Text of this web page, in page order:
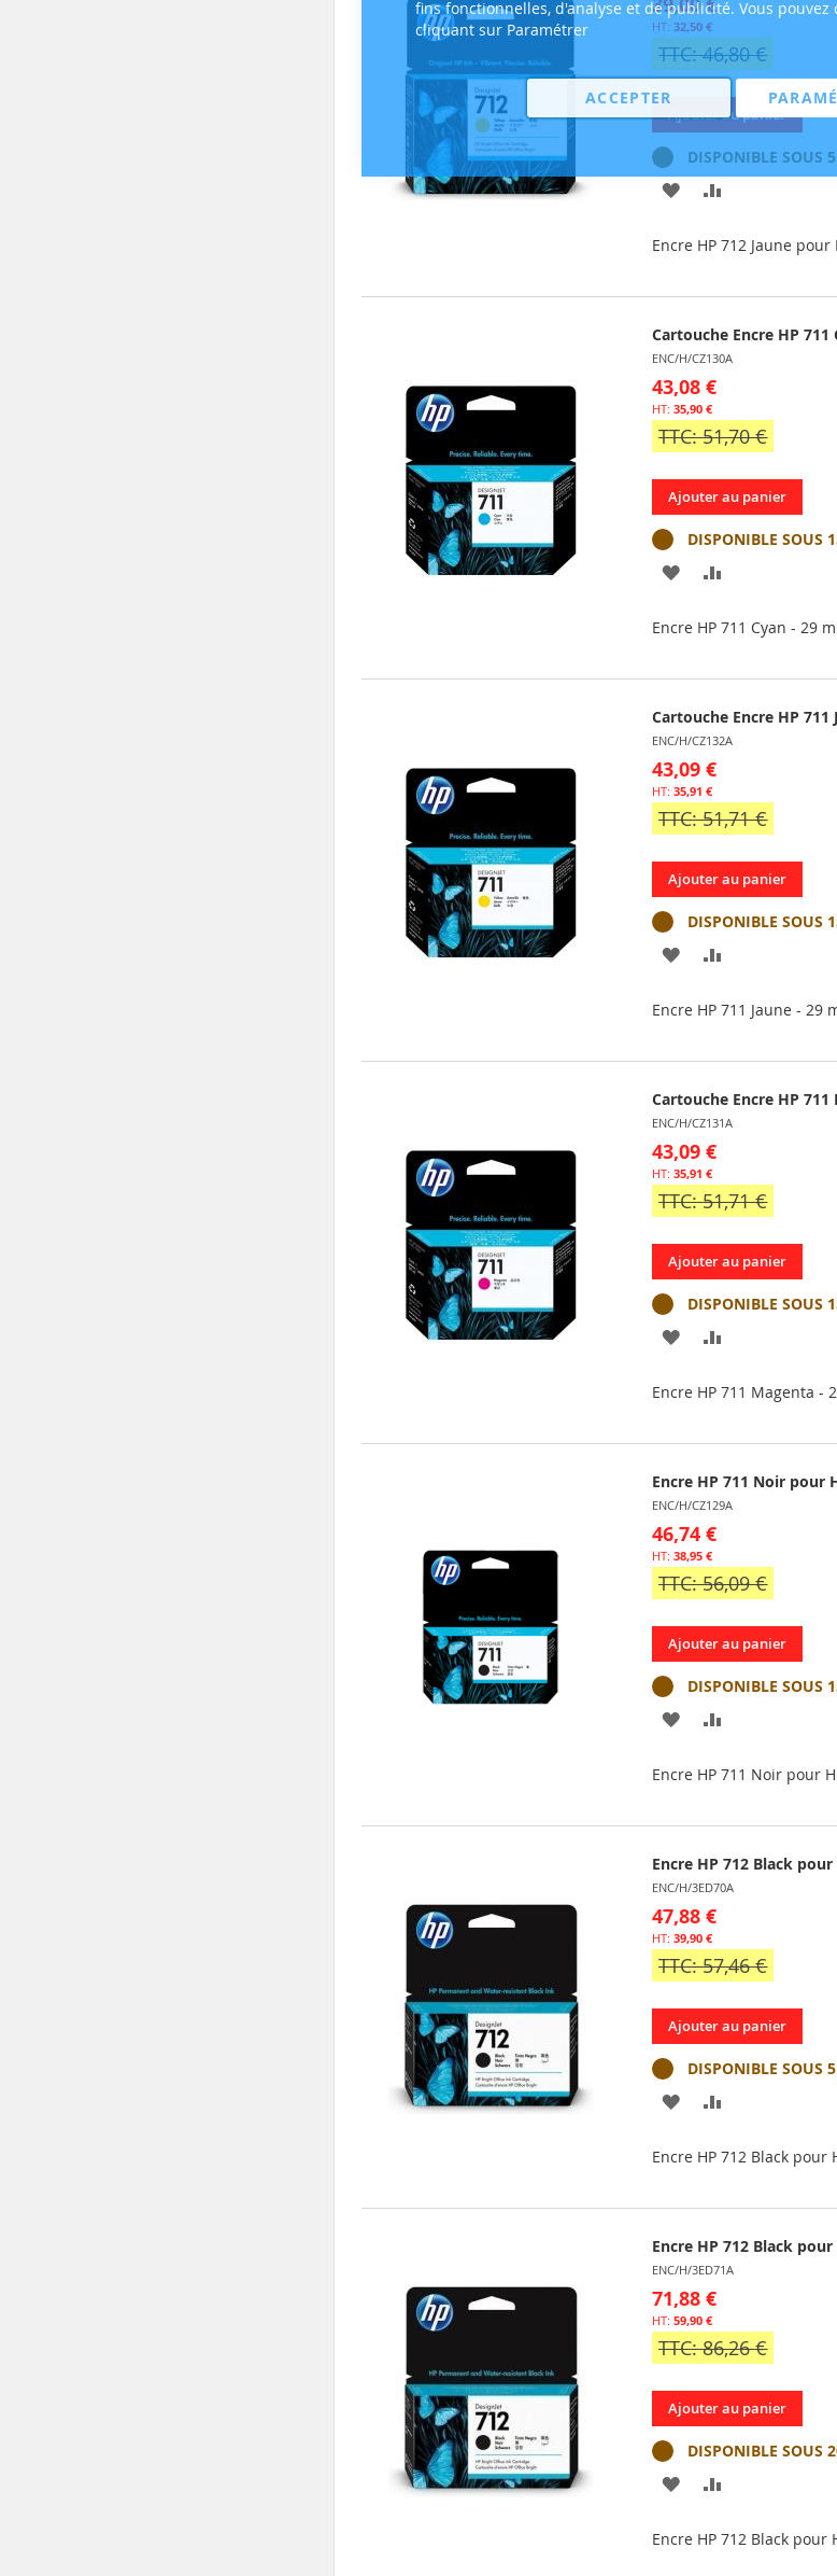
fins fonctionnelles, d'analyse et de publicité. Vous
cliquant sur Paramétrer
ACCEPTER
32,50 €
TTC: 46,80 €
Ajouter au panier
DISPONIBLE SOUS
AJOUTER
LISTE
D’ENVIE
Encre HP 712 Jaune
Cartouche Encre HP 711
ENC/H/CZ130A
43,08 €
35,90 €
TTC: 51,70 €
Ajouter au panier
DISPONIBLE SOUS
AJOUTER
LISTE
D’ENVIE
Encre HP 711 Cyan - 29
Cartouche Encre HP 711
ENC/H/CZ132A
43,09 €
35,91 €
TTC: 51,71 €
Ajouter au panier
DISPONIBLE SOUS
AJOUTER
LISTE
D’ENVIE
Encre HP 711 Jaune - 29
Cartouche Encre HP
ENC/H/CZ131A
43,09 €
35,91 €
TTC: 51,71 €
Ajouter au panier
DISPONIBLE SOUS
AJOUTER
LISTE
D’ENVIE
Encre HP 711 Magenta -
Encre HP 711 Noir pour
ENC/H/CZ129A
46,74 €
38,95 €
TTC: 56,09 €
Ajouter au panier
DISPONIBLE SOUS
AJOUTER
LISTE
D’ENVIE
Encre HP 711 Noir pour
Encre HP 712 Black
ENC/H/3ED70A
47,88 €
39,90 €
TTC: 57,46 €
Ajouter au panier
DISPONIBLE SOUS
AJOUTER
LISTE
D’ENVIE
Encre HP 712 Black pour
Encre HP 712 Black
ENC/H/3ED71A
71,88 €
59,90 €
TTC: 86,26 €
Ajouter au panier
DISPONIBLE SOUS
AJOUTER
Encre HP 712 Black pour